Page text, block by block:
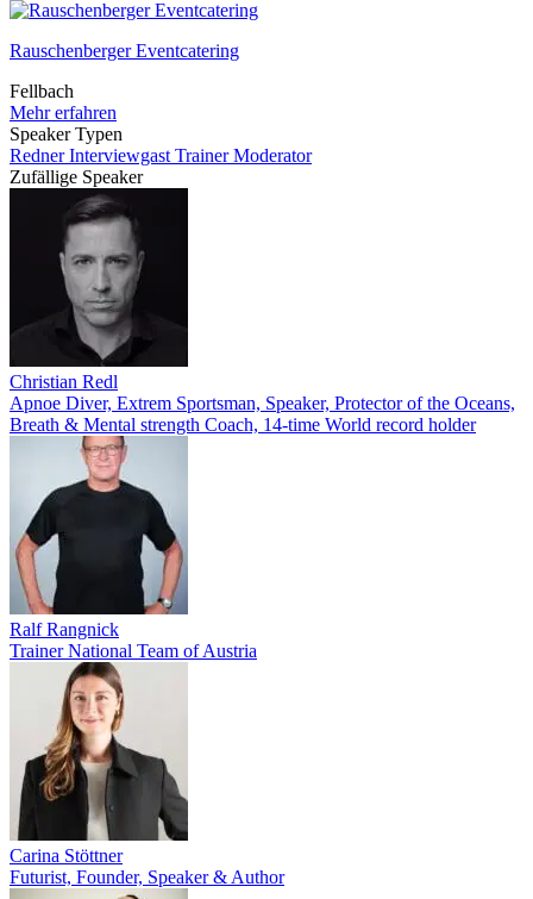
Rauschenberger Eventcatering
Fellbach
Mehr erfahren
Speaker Typen
RednerInterviewgast TrainerModerator
Zufällige Speaker
Christian Redl
Apnoe Diver, Extrem Sportsman, Speaker, Protector of the Oceans,
Breath & Mental strength Coach, 14-time World record holder
Ralf Rangnick
Trainer National Team of Austria
Carina Stöttner
Futurist, Founder, Speaker & Author